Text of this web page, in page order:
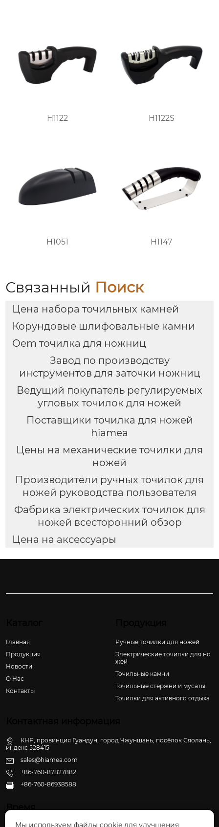
H1122 H1122S
H1051 H1147
Связанный Поиск
Цена набора точильных камней
Корундовые шлифовальные камни
Oem точилка для ножниц
Завод по производству
инструментов для заточки ножниц
Ведущий покупатель регулируемых
угловых точилок для ножей
Поставщики точилка для ножей
hiamea
Цены на механические точилки для
ножей
Производители ручных точилок для
ножей руководства пользователя
Фабрика электрических точилок для
ножей всесторонний обзор
Цена на аксессуары
Главная
Продукция
Новости
О Hас
Контакты
Ручные точилки для ножей
Электрические точилки для но
жей
Точильные камни
Точильные стержни и мусаты
Точилки для активного отдыха
КНР, провинция Гуандун, город Чжуншань, посёлок Сяолань,
индекс 528415
sales@hiamea.com
+86-760-87827882
 +86-760-86938588
Время
Мы используем файлы cookie для улучшения